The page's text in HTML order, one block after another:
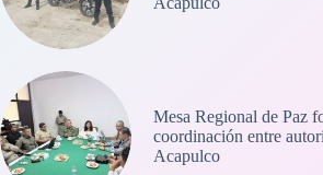
Mesa Regional de Paz
coordinación entre
Acapulco